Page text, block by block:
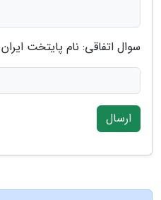
سوال اتفاقی: نام پایتخت
ارسال